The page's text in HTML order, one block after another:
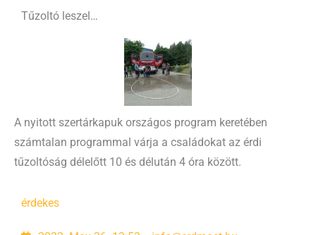
Tűzoltó leszel…
A nyitott szertárkapuk országos program keretében
számtalan programmal várja a családokat az érdi
tűzoltóság délelőtt 10 és délután 4 óra között.
érdekes